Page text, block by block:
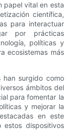
papel vital en esta
científica,
para interactuar
por prácticas
políticas y
ecosistemas más
han surgido como
ámbitos del
para fomentar la
y mejorar la
en este
estos dispositivos